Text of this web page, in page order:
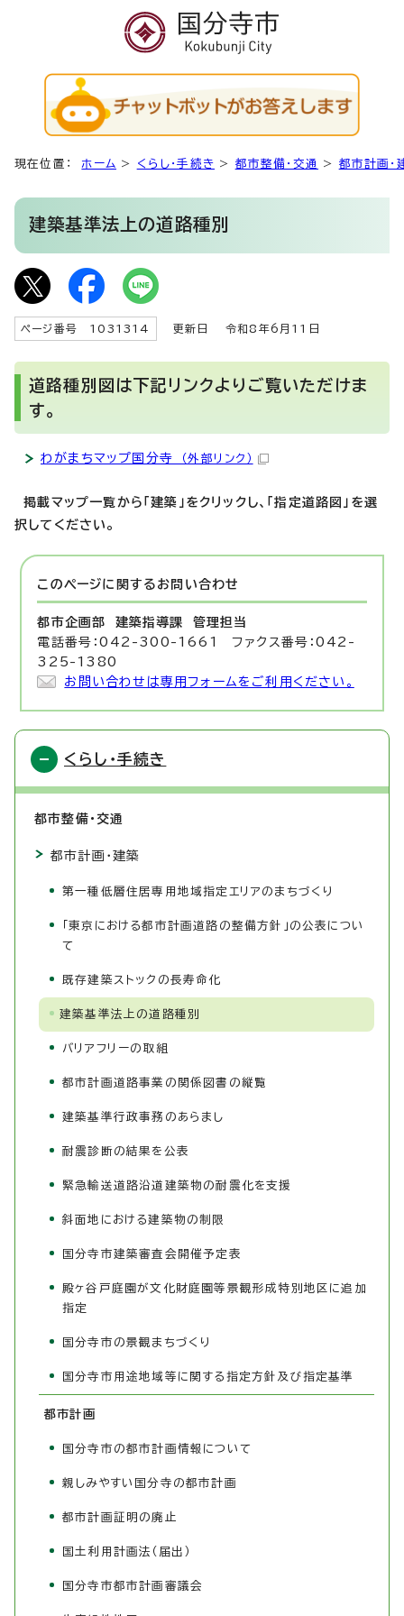
現在位置： ホーム > くらし・手続き > 都市整備・交通 > 都市計画・
建築基準法上の道路種別
ページ番号 1031314 更新日 令和8年6月11日
道路種別図は下記リンクよりご覧いただけま
す。
わがまちマップ国分寺 （外部リンク）
掲載マップ一覧から「建築」をクリックし、「指定道路図」を選
択してください。
このページに関する お問い合わせ
都市企画部 建築指導課
管理担当
電話番号：042-300-1661 ファクス番号：042-
325-1380
お問い合わせは専用フォームをご利用ください。
くらし・手続き
都市整備・交通
都市計画・建築
第一種低層住居専用地域指定エリアのまちづくり
「東京における都市計画道路の整備方針」の公表につい
て
既存建築ストックの長寿命化
建築基準法上の道路種別
バリアフリーの取組
都市計画道路事業の関係図書の縦覧
建築基準行政事務のあらまし
耐震診断の結果を公表
緊急輸送道路沿道建築物の耐震化を支援
斜面地における建築物の制限
国分寺市建築審査会開催予定表
殿ヶ谷戸庭園が文化財庭園等景観形成特別地区に追加
指定
国分寺市の景観まちづくり
国分寺市用途地域等に関する指定方針及び指定基準
都市計画
国分寺市の都市計画情報について
親しみやすい国分寺の都市計画
都市計画証明の廃止
国土利用計画法（届出）
国分寺市都市計画審議会